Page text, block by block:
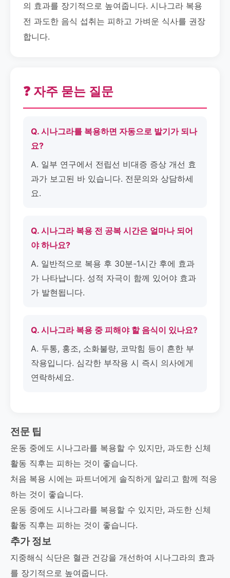
의 효과를 장기적으로 높여줍니다. 시나그라 복용
전 과도한 음식 섭취는 피하고 가벼운 식사를 권장
합니다.
❓ 자주 묻는 질문
Q. 시나그라를 복용하면 자동으로 발기가 되나
요?
A. 일부 연구에서 전립선 비대증 증상 개선 효
과가 보고된 바 있습니다. 전문의와 상담하세
요.
Q. 시나그라 복용 전 공복 시간은 얼마나 되어
야 하나요?
A. 일반적으로 복용 후 30분-1시간 후에 효과
가 나타납니다. 성적 자극이 함께 있어야 효과
가 발현됩니다.
Q. 시나그라 복용 중 피해야 할 음식이 있나요?
A. 두통, 홍조, 소화불량, 코막힘 등이 흔한 부
작용입니다. 심각한 부작용 시 즉시 의사에게
연락하세요.
전문 팁
운동 중에도 시나그라를 복용할 수 있지만, 과도한 신체
활동 직후는 피하는 것이 좋습니다.
처음 복용 시에는 파트너에게 솔직하게 알리고 함께 적응
하는 것이 좋습니다.
운동 중에도 시나그라를 복용할 수 있지만, 과도한 신체
활동 직후는 피하는 것이 좋습니다.
추가 정보
지중해식 식단은 혈관 건강을 개선하여 시나그라의 효과
를 장기적으로 높여줍니다.